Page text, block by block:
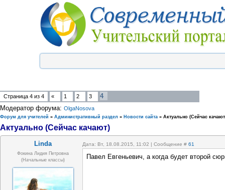
Страница 4 из 4 « 1 2 3
4
Модератор форума: OlgaNosova
Форум для учителей » Административный раздел » Новости сайта » Актуально (Сейчас
Актуально (Сейчас качают)
Linda Дата: Вт, 18.08.2015, 11:02 | Сообщение # 61
Фокина Лидия Петровна
(начальные классы)
Павел Евгеньевич, а когда будет второй